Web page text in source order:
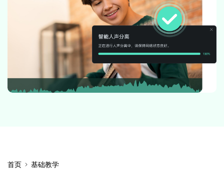
首页
基础教学